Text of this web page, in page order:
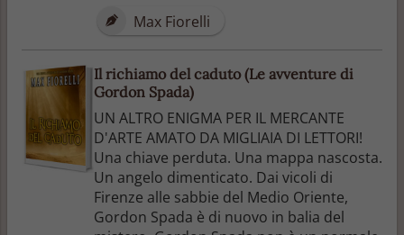
Max Fiorelli
Il richiamo del caduto (Le avventure di
Gordon Spada)
UN ALTRO ENIGMA PER IL MERCANTE
D'ARTE AMATO DA MIGLIAIA DI LETTORI!
Una chiave perduta. Una mappa nascosta.
Un angelo dimenticato. Dai vicoli di
Firenze alle sabbie del Medio Oriente,
Gordon Spada è di nuovo in balia del